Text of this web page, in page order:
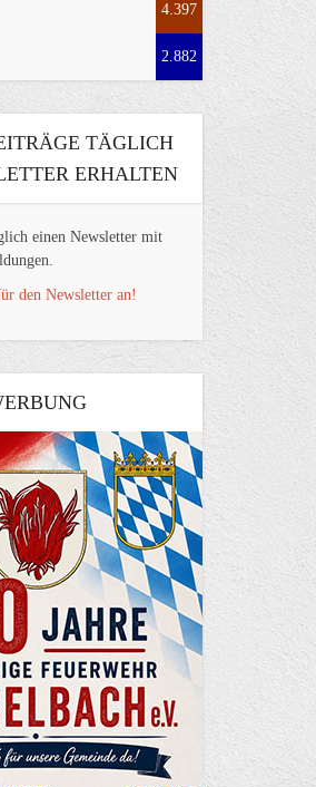
4.397
2.882
TÄGLICH
ERHALTEN
einen Newsletter mit
den Newsletter an!